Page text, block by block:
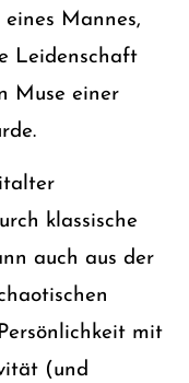
Mannes,
Leidenschaft
Muse einer
klassische
auch aus der
mit
(und